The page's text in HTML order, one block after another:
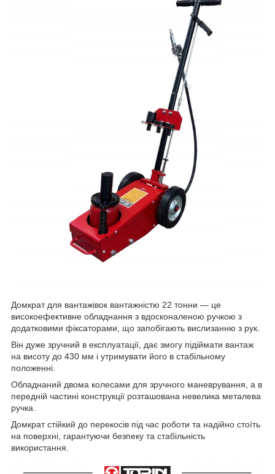
Домкрат для вантажівок вантажністю 22 тонни — це
високоефективне обладнання з вдосконаленою ручкою з
додатковими фіксаторами, що запобігають вислизанню з рук.
Він дуже зручний в експлуатації, дає змогу підіймати вантаж
на висоту до 430 мм і утримувати його в стабільному
положенні.
Обладнаний двома колесами для зручного маневрування, а в
передній частині конструкції розташована невелика металева
ручка.
Домкрат стійкий до перекосів під час роботи та надійно стоїть
на поверхні, гарантуючи безпеку та стабільність
використання.